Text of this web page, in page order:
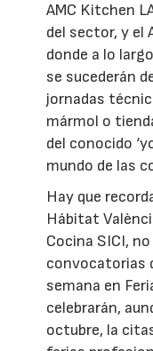
AMC Kitchen
del sector, y el
donde a lo
se sucederán
jornadas
mármol o
del conocido
mundo de las
Hay que
Hábitat
Cocina SICI,
convocatorias
semana en
celebrarán,
octubre, la